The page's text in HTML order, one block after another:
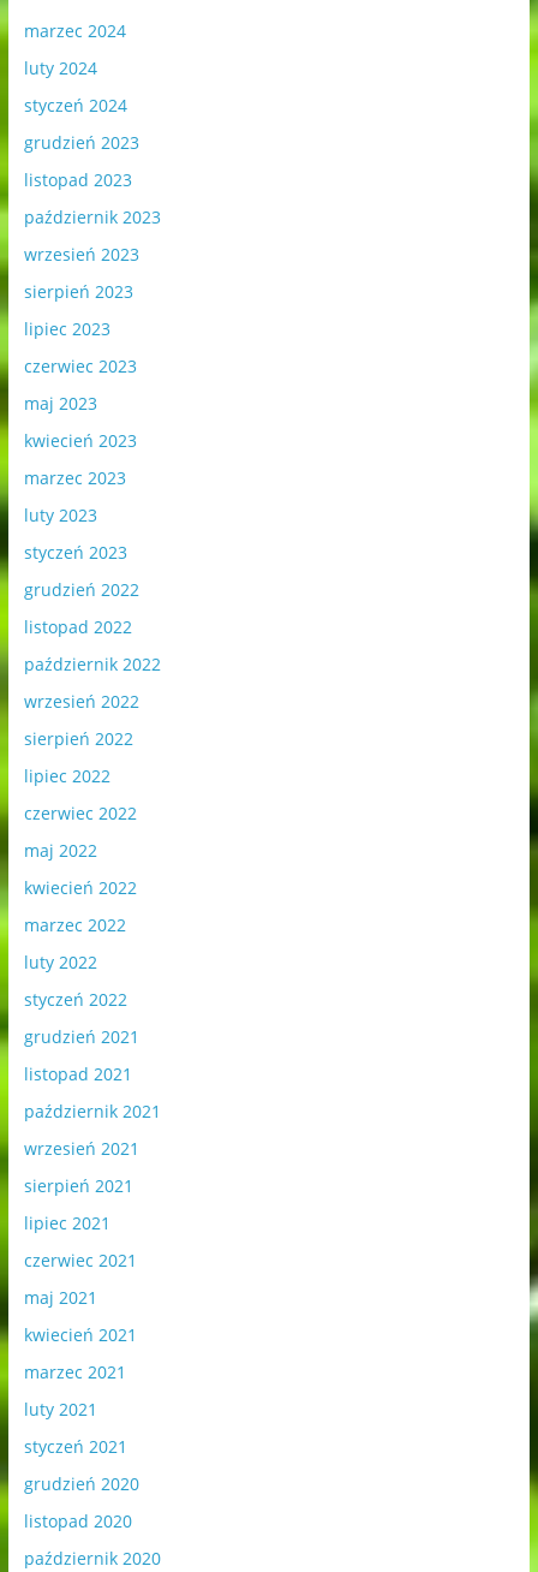
marzec 2024
luty 2024
styczeń 2024
grudzień 2023
listopad 2023
październik 2023
wrzesień 2023
sierpień 2023
lipiec 2023
czerwiec 2023
maj 2023
kwiecień 2023
marzec 2023
luty 2023
styczeń 2023
grudzień 2022
listopad 2022
październik 2022
wrzesień 2022
sierpień 2022
lipiec 2022
czerwiec 2022
maj 2022
kwiecień 2022
marzec 2022
luty 2022
styczeń 2022
grudzień 2021
listopad 2021
październik 2021
wrzesień 2021
sierpień 2021
lipiec 2021
czerwiec 2021
maj 2021
kwiecień 2021
marzec 2021
luty 2021
styczeń 2021
grudzień 2020
listopad 2020
październik 2020